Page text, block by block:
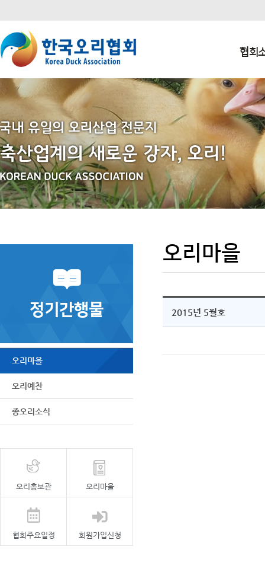
협회
정기간행물
오리마을
오리예찬
종오리소식
오리홍보관 오리마을
협회주요일정 회원가입신청
오리마을
2015년 5월호